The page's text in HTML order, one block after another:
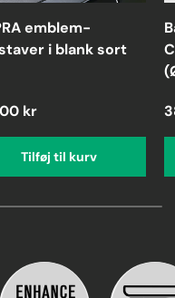
emblem-
i blank sort
kr
Tilføj til kurv